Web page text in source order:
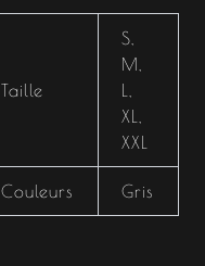
Taille
S
M
XL
XXL
Couleurs Gris